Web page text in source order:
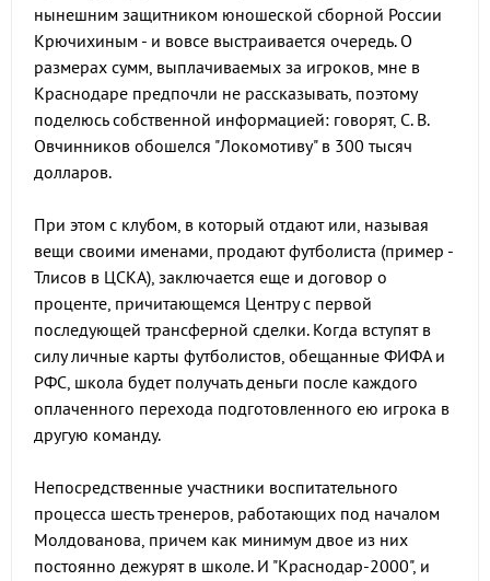
нынешним защитником юношеской сборной России
Крючихиным - и вовсе выстраивается очередь. О
размерах сумм, выплачиваемых за игроков, мне в
Краснодаре предпочли не рассказывать, поэтому
поделюсь собственной информацией: говорят, С. В.
Овчинников обошелся "Локомотиву" в 300 тысяч
долларов.
При этом с клубом, в который отдают или, называя
вещи своими именами, продают футболиста (пример -
Тлисов в ЦСКА), заключается еще и договор о
проценте, причитающемся Центру с первой
последующей трансферной сделки. Когда вступят в
силу личные карты футболистов, обещанные ФИФА и
РФС, школа будет получать деньги после каждого
оплаченного перехода подготовленного ею игрока в
другую команду.
Непосредственные участники воспитательного
процесса шесть тренеров, работающих под началом
Молдованова, причем как минимум двое из них
постоянно дежурят в школе. И "Краснодар-2000", и